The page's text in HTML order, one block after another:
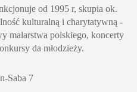
od 1995 r, skupia ok.
kulturalną i charytatywną -
malarstwa polskiego, koncerty
da młodzieży.
Saba 7